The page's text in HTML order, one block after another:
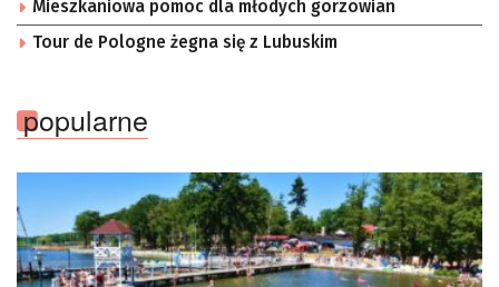
Mieszkaniowa pomoc dla młodych gorzowian
Tour de Pologne żegna się z Lubuskim
popularne